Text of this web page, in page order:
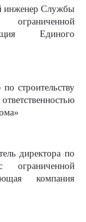
инженер Службы
Единого
строительству
директора по
ограниченной
компания